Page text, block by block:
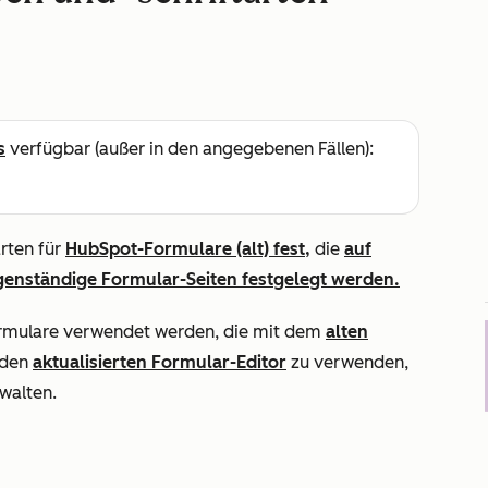
verfügbar (außer in den angegebenen Fällen):
für HubSpot-Formulare (alt) fest, die auf
Formular-Seiten festgelegt werden.
verwendet werden, die mit dem alten
aktualisierten Formular-Editor zu verwenden,